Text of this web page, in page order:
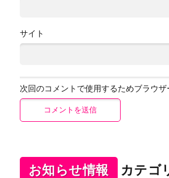
サイト
次回のコメントで使用するためブラウ
お知らせ情報 カテゴ